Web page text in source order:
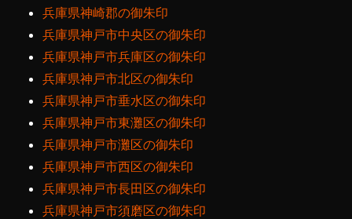
兵庫県神崎郡の御朱印
兵庫県神戸市中央区の御朱印
兵庫県神戸市兵庫区の御朱印
兵庫県神戸市北区の御朱印
兵庫県神戸市垂水区の御朱印
兵庫県神戸市東灘区の御朱印
兵庫県神戸市灘区の御朱印
兵庫県神戸市西区の御朱印
兵庫県神戸市長田区の御朱印
兵庫県神戸市須磨区の御朱印